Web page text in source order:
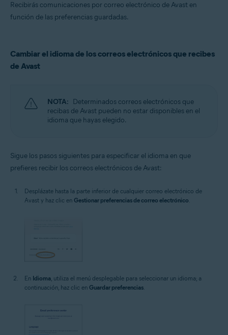
Recibirás comunicaciones por correo electrónico de Avast en
función de las preferencias guardadas.
Cambiar el idioma de los correos electrónicos que recibes
de Avast
NOTA: Determinados correos electrónicos que
recibas de Avast pueden no estar disponibles en el
idioma que hayas elegido.
Sigue los pasos siguientes para especificar el idioma en que
prefieres recibir los correos electrónicos de Avast:
Desplázate hasta la parte inferior de cualquier correo electrónico de
Avast y haz clic en Gestionar preferencias de correo electrónico.
En Idioma, utiliza el menú desplegable para seleccionar un idioma; a
continuación, haz clic en Guardar preferencias.